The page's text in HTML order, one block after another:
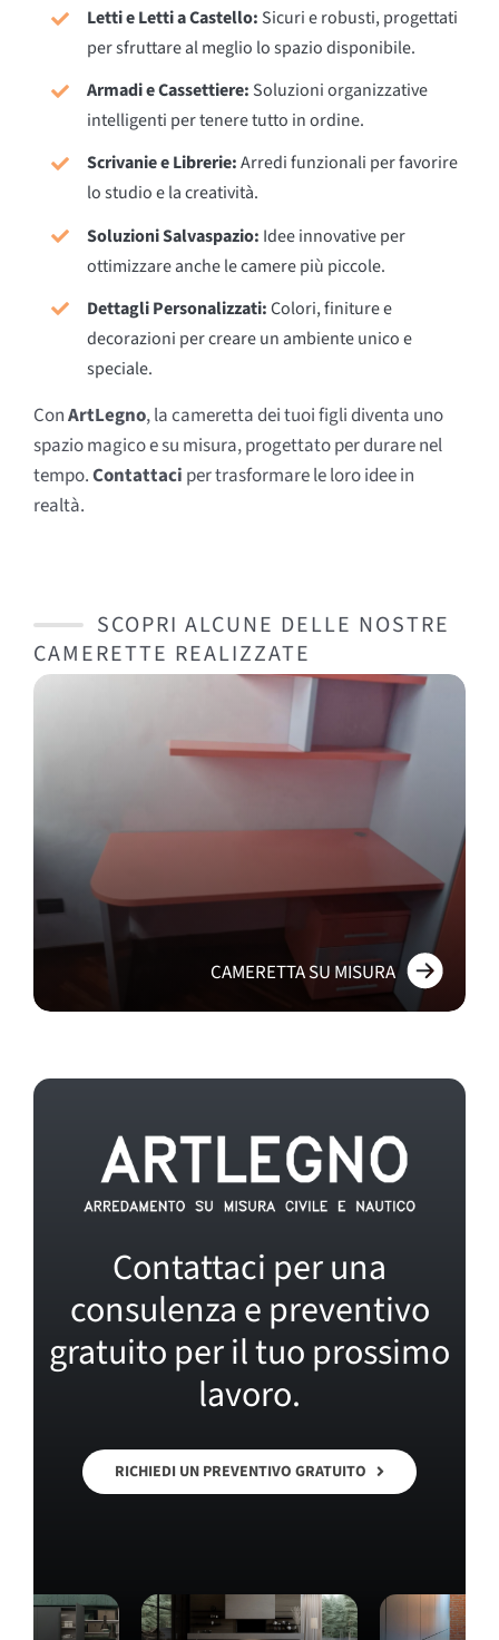
Letti e Letti a Castello: Sicuri e robusti, progettati
per sfruttare al meglio lo spazio disponibile.
Armadi e Cassettiere: Soluzioni organizzative
intelligenti per tenere tutto in ordine.
Scrivanie e Librerie:Arredi funzionali per favorire
lo studio e la creatività.
Soluzioni Salvaspazio: Idee innovative per
ottimizzare anche le camere più piccole.
Dettagli Personalizzati:Colori, finiture e
decorazioni per creare un ambiente unico e
speciale.
ConArtLegno, la cameretta dei tuoi figli diventa uno
spazio magico e su misura, progettato per durare nel
tempo.Contattaci per trasformare le loro idee in
realtà.
SCOPRI ALCUNE DELLE NOSTRE
CAMERETTE REALIZZATE
CAMERETTA SU MISURA
Contattaci per una
consulenza e preventivo
gratuito per il tuo prossimo
lavoro.
RICHIEDI UN PREVENTIVO GRATUITO